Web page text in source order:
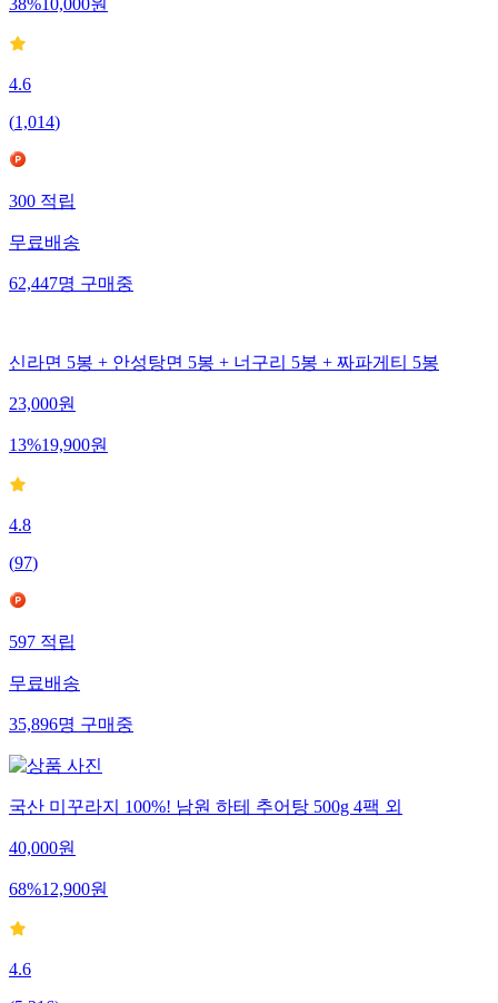
38%10,000원
4.6
(1,014)
300적립
무료배송
62,447명구매중
신라면 5봉 + 안성탕면 5봉 + 너구리 5봉 + 짜파게티 5봉
23,000원
13%19,900원
4.8
(97)
597적립
무료배송
35,896명구매중
국산 미꾸라지 100%! 남원 하테 추어탕 500g 4팩 외
40,000원
68%12,900원
4.6